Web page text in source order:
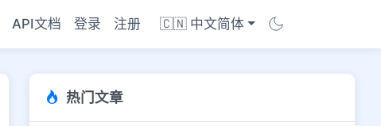
API文档 登录 注册 🇨🇳 中文简体
热门文章